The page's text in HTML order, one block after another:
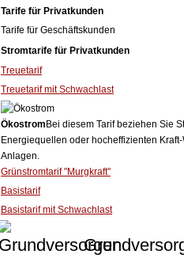
Tarife für Privatkunden
Tarife für Geschäftskunden
Stromtarife für Privatkunden
Treuetarif
Treuetarif mit Schwachlast
Ökostrom Bei diesem Tarif beziehen Sie
Energiequellen oder hocheffizienten
Anlagen.
Grünstromtarif "Murgkraft"
Basistarif
Basistarif mit Schwachlast